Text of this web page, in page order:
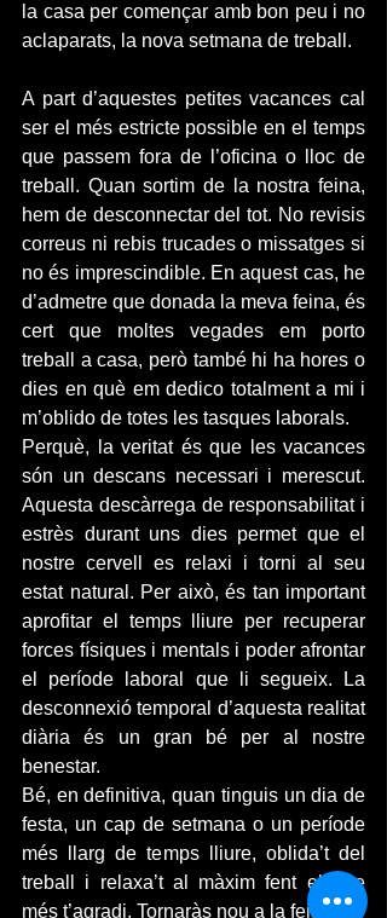
la casa per començar amb bon peu i no
aclaparats, la nova setmana de treball.
A part d’aquestes petites vacances cal
ser el més estricte possible en el temps
que passem fora de l’oficina o lloc de
treball. Quan sortim de la nostra feina,
hem de desconnectar del tot. No revisis
correus ni rebis trucades o missatges si
no és imprescindible. En aquest cas, he
d’admetre que donada la meva feina, és
cert que moltes vegades em porto
treball a casa, però també hi ha hores o
dies en què em dedico totalment a mi i
m’oblido de totes les tasques laborals.
Perquè, la veritat és que les vacances
són un descans necessari i merescut.
Aquesta descàrrega de responsabilitat i
estrès durant uns dies permet que el
nostre cervell es relaxi i torni al seu
estat natural. Per això, és tan important
aprofitar el temps lliure per recuperar
forces físiques i mentals i poder afrontar
el període laboral que li segueix. La
desconnexió temporal d’aquesta realitat
diària és un gran bé per al nostre
benestar.
Bé, en definitiva, quan tinguis un dia de
festa, un cap de setmana o un període
més llarg de temps lliure, oblida’t del
treball i relaxa’t al màxim fent el que
més t’agradi. Tornaràs nou a la feina!